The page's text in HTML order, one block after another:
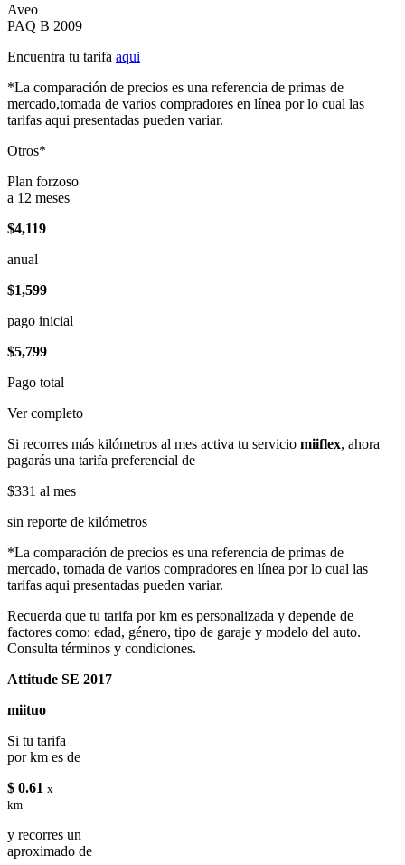
Aveo
PAQ B 2009
Encuentra tu tarifa aqui
*La comparación de precios es una referencia de primas de
mercado,tomada de varios compradores en línea por lo cual las
tarifas aqui presentadas pueden variar.
Otros*
Plan forzoso
a 12 meses
$4,119
anual
$1,599
pago inicial
$5,799
Pago total
Ver completo
Si recorres más kilómetros al mes activa tu servicio miiflex, ahora
pagarás una tarifa preferencial de
$331 al mes
sin reporte de kilómetros
*La comparación de precios es una referencia de primas de
mercado, tomada de varios compradores en línea por lo cual las
tarifas aqui presentadas pueden variar.
Recuerda que tu tarifa por km es personalizada y depende de
factores como: edad, género, tipo de garaje y modelo del auto.
Consulta términos y condiciones.
Attitude SE 2017
miituo
Si tu tarifa
por km es de
$ 0.61 x
km
y recorres un
aproximado de